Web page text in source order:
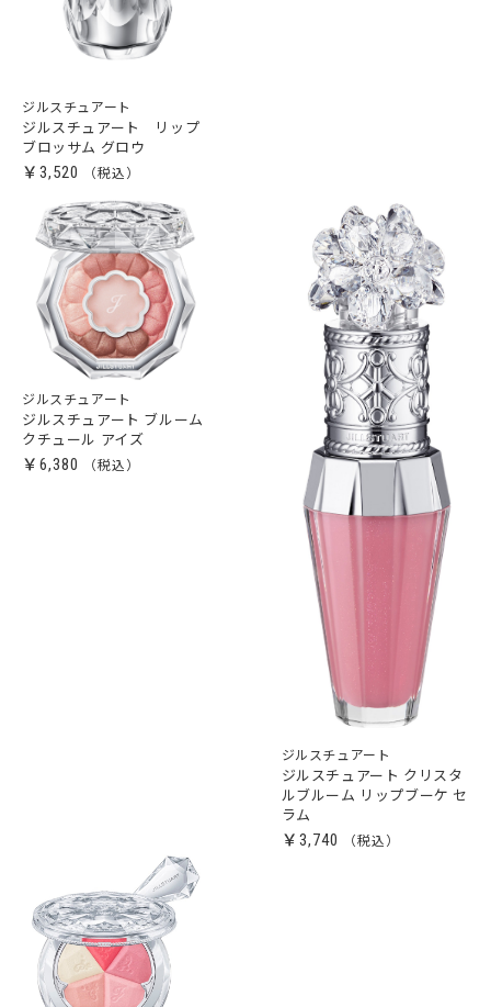
ジルスチュアート
ジルスチュアート リップ
ブロッサム グロウ
￥3,520
ジルスチュアート
ジルスチュアート ブルーム
クチュール アイズ
￥6,380
ジルスチュアート
ジルスチュアート クリスタ
ルブルーム リップブーケ セ
ラム
￥3,740